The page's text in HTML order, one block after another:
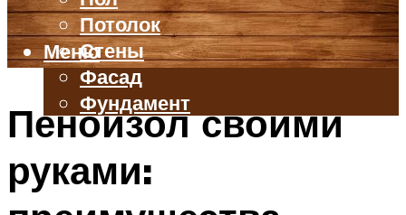
Потолок
Стены
Фасад
Фундамент
БАЛКОН И ЛОДЖИЯ
ВЕНТИЛЯЦИЯ
ТРУБЫ
Меню
Пеноизол своими
руками: